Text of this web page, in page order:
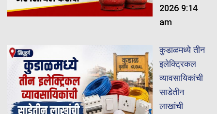
2026 9:14
am
कुडाळमध्ये तीन
इलेक्ट्रिकल
व्यावसायिकांची
साडेतीन
लाखांची